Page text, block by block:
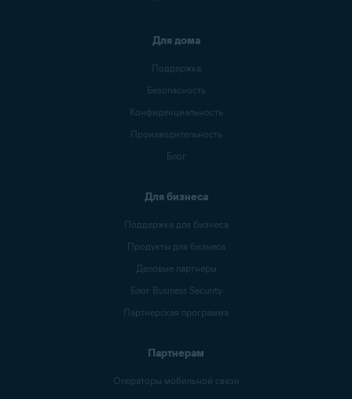
Для дома
Поддержка
Безопасность
Конфиденциальность
Производительность
Блог
Для бизнеса
Поддержка для бизнеса
Продукты для бизнеса
Деловые партнеры
Блог Business Security
Партнерская программа
Партнерам
Операторы мобильной связи